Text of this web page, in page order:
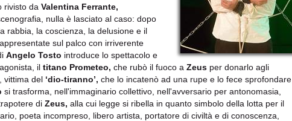
rivisto da Valentina Ferrante,
nulla è lasciato al caso: dopo
rabbia, la coscienza, la delusione e il
sul palco con irriverente
Angelo Tosto introduce lo spettacolo e
il titano Prometeo, che rubò il fuoco a Zeus per donarlo agli
vittima del ‘dio-tiranno’, che lo incatenò ad una rupe e lo fece sprofondare
si trasforma, nell'immaginario collettivo, nell'avversario per antonomasia,
di Zeus, alla cui legge si ribella in quanto simbolo della lotta per il
poeta incompreso, libero artista, portatore di civiltà e di conoscenza,